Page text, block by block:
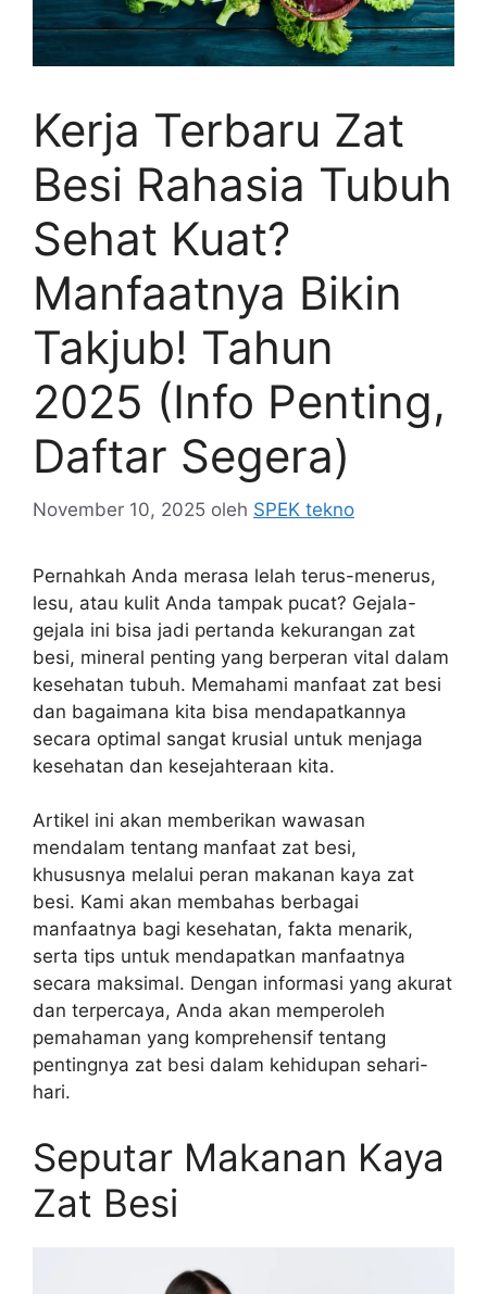
Kerja Terbaru Zat
Besi Rahasia Tubuh
Sehat Kuat?
Manfaatnya Bikin
Takjub! Tahun
2025 (Info Penting,
Daftar Segera)
November 10, 2025 oleh SPEK tekno
Pernahkah Anda merasa lelah terus-menerus,
lesu, atau kulit Anda tampak pucat? Gejala-
gejala ini bisa jadi pertanda kekurangan zat
besi, mineral penting yang berperan vital dalam
kesehatan tubuh. Memahami manfaat zat besi
dan bagaimana kita bisa mendapatkannya
secara optimal sangat krusial untuk menjaga
kesehatan dan kesejahteraan kita.
Artikel ini akan memberikan wawasan
mendalam tentang manfaat zat besi,
khususnya melalui peran makanan kaya zat
besi. Kami akan membahas berbagai
manfaatnya bagi kesehatan, fakta menarik,
serta tips untuk mendapatkan manfaatnya
secara maksimal. Dengan informasi yang akurat
dan terpercaya, Anda akan memperoleh
pemahaman yang komprehensif tentang
pentingnya zat besi dalam kehidupan sehari-
hari.
Seputar Makanan Kaya
Zat Besi